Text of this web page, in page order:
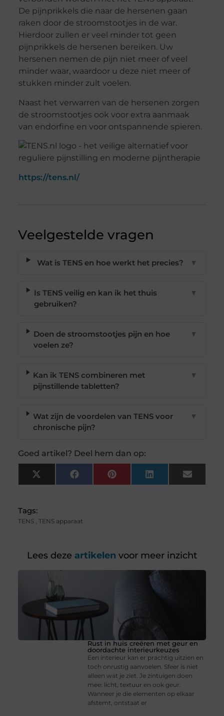
De pijnprikkels die naar de hersenen gaan
raken door de stroomstootjes in de war.
Hierdoor zullen er veel minder tot geen
pijnprikkels de hersenen bereiken. Uw
hersenen nemen de pijn niet meer of veel
minder waar, waardoor u deze niet meer of
stukken minder zult voelen.
Naast het verwarren van de hersenen zorgen
de stroomstootjes ook voor extra aanmaak
van endorfine en voor ontspannende spieren.
https://tens.nl/
Veelgestelde vragen
Wat is TENS en hoe werkt het precies? ▼
Is TENS veilig en kan ik het thuis
gebruiken?
▼
Doen de stroomstootjes pijn en hoe
voelen ze?
▼
Kan ik TENS combineren met
pijnstillende tabletten?
▼
Wat zijn de voordelen van TENS voor
chronische pijn?
▼
Goed artikel? Deel hem dan op:
X
(Twitter)
FacebookPinterest LinkedIn Email
Tags:
TENS, TENS apparaat
Lees deze artikelen voor meer inzicht
Rust in huis creëren met geur en
doordachte interieurkeuzes
Een interieur kan er prachtig uitzien en
toch onrustig aanvoelen. Sfeer is niet
alleen wat je ziet. Je zintuigen doen
mee: licht, textuur en ook geur.
Wanneer je die elementen op elkaar
afstemt, ontstaat er